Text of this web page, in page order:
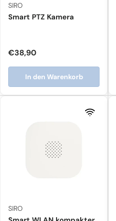
SIRO
Smart PTZ Kamera
€38,90
In den Warenkorb
SIRO